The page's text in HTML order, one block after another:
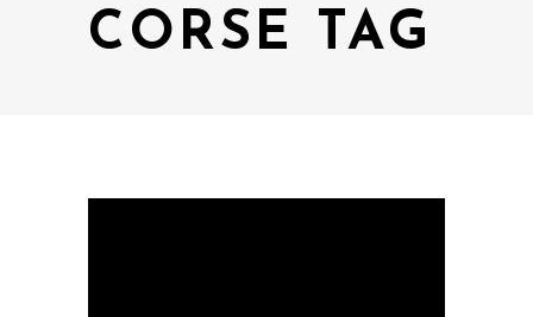
CORSE TAG